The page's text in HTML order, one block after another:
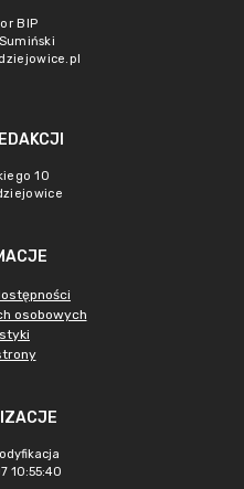
BIP
10
osobowych
10:55:40